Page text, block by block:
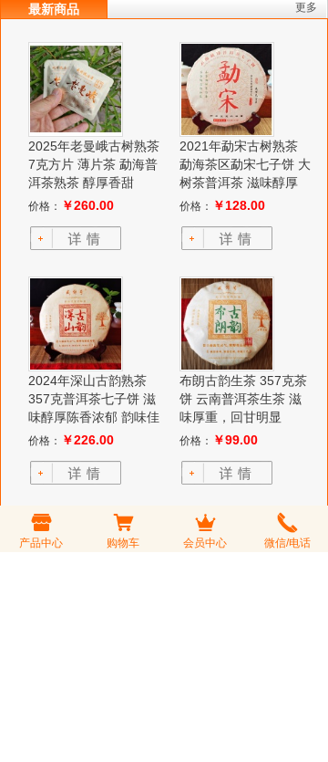
最新商品 更多
2025年老曼峨古树熟茶
7克方片 薄片茶 勐海普
洱茶熟茶 醇厚香甜
价格： ￥260.00
2021年勐宋古树熟茶
勐海茶区勐宋七子饼 大
树茶普洱茶 滋味醇厚
价格： ￥128.00
2024年深山古韵熟茶
357克普洱茶七子饼 滋
味醇厚陈香浓郁 韵味佳
价格： ￥226.00
布朗古韵生茶 357克茶
饼 云南普洱茶生茶 滋
味厚重，回甘明显
价格： ￥99.00
产品中心 购物车 会员中心 微信/电话